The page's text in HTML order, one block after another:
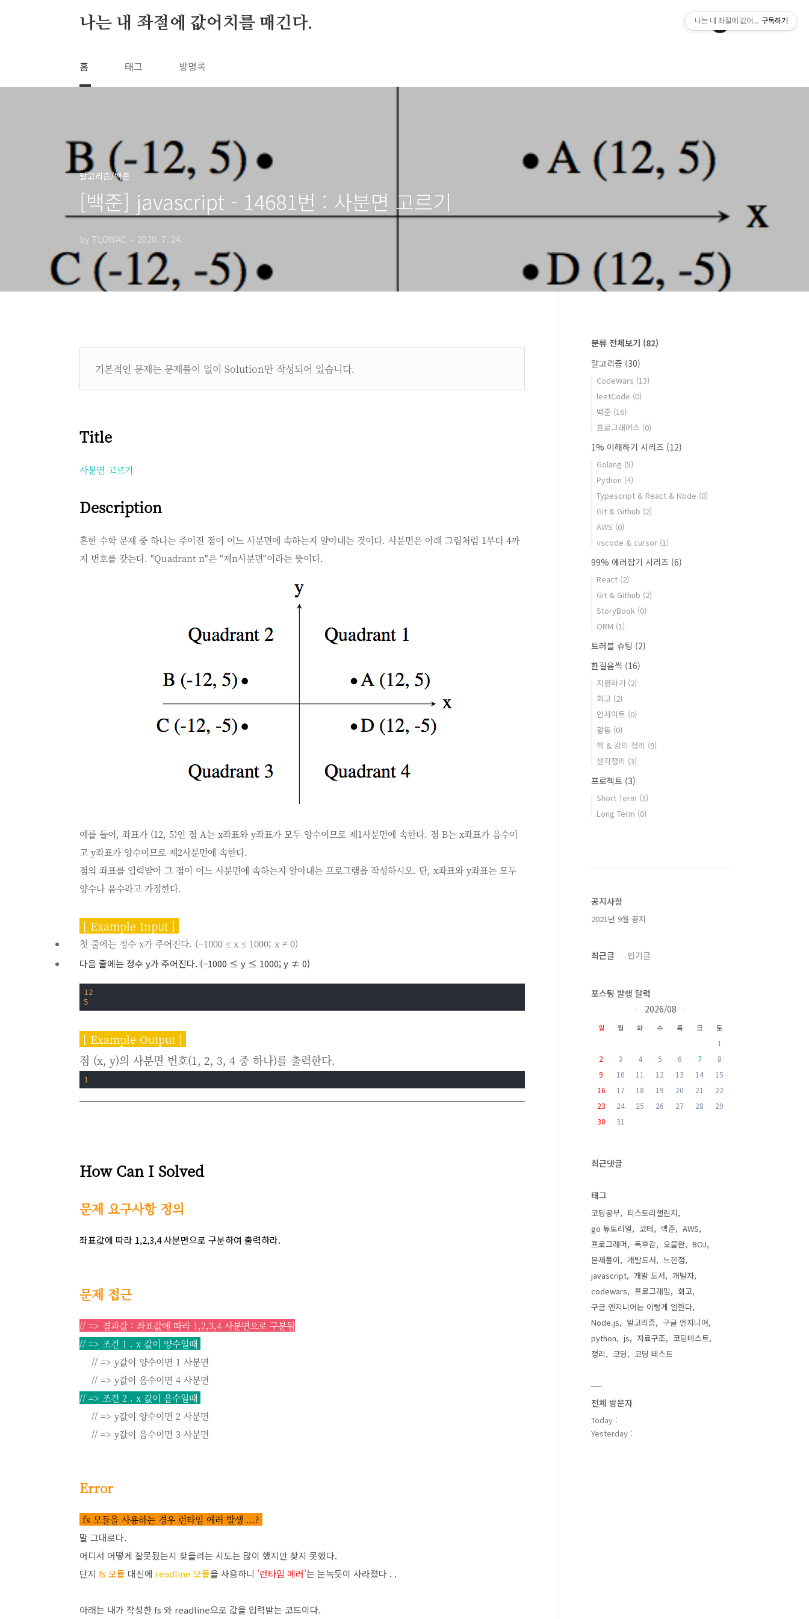
나는 내 좌절에 값어치를 매긴다.
홈 태그 방명록
알고리즘/백준
[백준] javascript - 14681번 : 사분면 고르기
by TLOWAC 2020. 7. 24.
기본적인 문제는 문제풀이 없이 Solution만 작성되어 있습니다.
Title
사분면 고르기
Description
흔한 수학 문제 중 하나는 주어진 점이 어느 사분면에 속하는지 알아내는 것이다. 사분면은 아래 그림처럼 1부터 4까
지 번호를 갖는다. "Quadrant n"은 "제n사분면"이라는 뜻이다.
예를 들어, 좌표가 (12, 5)인 점 A는 x좌표와 y좌표가 모두 양수이므로 제1사분면에 속한다. 점 B는 x좌표가 음수이
고 y좌표가 양수이므로 제2사분면에 속한다.
점의 좌표를 입력받아 그 점이 어느 사분면에 속하는지 알아내는 프로그램을 작성하시오. 단, x좌표와 y좌표는 모두
양수나 음수라고 가정한다.
[ Example Input ]
첫 줄에는 정수 x가 주어진다. (−1000 ≤ x ≤ 1000; x ≠ 0)
다음 줄에는 정수 y가 주어진다. (−1000 ≤ y ≤ 1000; y ≠ 0)
12
5
[ Example Output ]
점 (x, y)의 사분면 번호(1, 2, 3, 4 중 하나)를 출력한다.
1
How Can I Solved
문제 요구사항 정의
좌표값에 따라 1,2,3,4 사분면으로 구분하여 출력하라.
문제 접근
// => 결과값 : 좌표값에 따라 1,2,3,4 사분면으로 구분됨
// => 조건 1 . x 값이 양수일때
// => y값이 양수이면 1 사분면
// => y값이 음수이면 4 사분면
// => 조건 2 . x 값이 음수일때
// => y값이 양수이면 2 사분면
// => y값이 음수이면 3 사분면
Error
fs 모듈을 사용하는 경우 런타임 에러 발생 ...?
말 그대로다.
어디서 어떻게 잘못됬는지 찾을려는 시도는 많이 했지만 찾지 못했다.
단지 fs 모듈 대신에 readline 모듈을 사용하니 '런타임 에러'는 눈녹듯이 사라졌다 . .
아래는 내가 작성한 fs 와 readline으로 값을 입력받는 코드이다.
분류 전체보기 (82)
알고리즘 (30)
CodeWars (13)
leetCode (0)
백준 (16)
프로그래머스 (0)
1% 이해하기 시리즈 (12)
Golang (5)
Python (4)
Typescript & React & Node (0)
Git & Github (2)
AWS (0)
vscode & cursor (1)
99% 에러잡기 시리즈 (6)
React (2)
Git & Github (2)
StoryBook (0)
ORM (1)
트러블 슈팅 (2)
한걸음씩 (16)
지원하기 (2)
회고 (2)
인사이트 (0)
활동 (0)
책 & 강의 정리 (9)
생각정리 (3)
프로젝트 (3)
Short Term (3)
Long Term (0)
공지사항
2021년 9월 공지
최근글 인기글
포스팅 발행 달력
« 2026/08 »
일 월 화 수 목 금 토
1
2
3 4 5 6 7
8
9
10 11 12 13 14
15
16
17 18 19 20 21
22
23
24 25 26 27 28
29
30
31
최근댓글
태그
코딩공부
티스토리챌린지
go 튜토리얼
코테 백준
AWS
프로그래머
독후감 오블완
BOJ
문제풀이
개발도서
느낀점
javascript
개발 도서
개발자
codewars
프로그래밍
회고
구글 엔지니어는 이렇게 일한다
Node.js
알고리즘
구글 엔지니어
python
js 자료구조
코딩테스트
정리
코딩 코딩 테스트
전체 방문자
Today :
Yesterday :
나는 내 좌절에 값어치를 매긴다.
구독하기